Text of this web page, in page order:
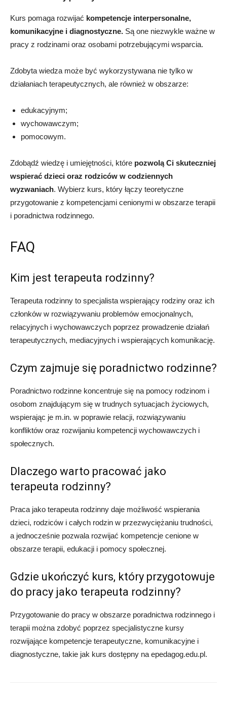
Kurs pomaga rozwijać kompetencje interpersonalne,
komunikacyjne i diagnostyczne. Są one niezwykle ważne w
pracy z rodzinami oraz osobami potrzebującymi wsparcia.
Zdobyta wiedza może być wykorzystywana nie tylko w
działaniach terapeutycznych, ale również w obszarze:
edukacyjnym;
wychowawczym;
pomocowym.
Zdobądź wiedzę i umiejętności, które pozwolą Ci skuteczniej
wspierać dzieci oraz rodziców w codziennych
wyzwaniach. Wybierz kurs, który łączy teoretyczne
przygotowanie z kompetencjami cenionymi w obszarze terapii
i poradnictwa rodzinnego.
FAQ
Kim jest terapeuta rodzinny?
Terapeuta rodzinny to specjalista wspierający rodziny oraz ich
członków w rozwiązywaniu problemów emocjonalnych,
relacyjnych i wychowawczych poprzez prowadzenie działań
terapeutycznych, mediacyjnych i wspierających komunikację.
Czym zajmuje się poradnictwo rodzinne?
Poradnictwo rodzinne koncentruje się na pomocy rodzinom i
osobom znajdującym się w trudnych sytuacjach życiowych,
wspierając je m.in. w poprawie relacji, rozwiązywaniu
konfliktów oraz rozwijaniu kompetencji wychowawczych i
społecznych.
Dlaczego warto pracować jako
terapeuta rodzinny?
Praca jako terapeuta rodzinny daje możliwość wspierania
dzieci, rodziców i całych rodzin w przezwyciężaniu trudności,
a jednocześnie pozwala rozwijać kompetencje cenione w
obszarze terapii, edukacji i pomocy społecznej.
Gdzie ukończyć kurs, który przygotowuje
do pracy jako terapeuta rodzinny?
Przygotowanie do pracy w obszarze poradnictwa rodzinnego i
terapii można zdobyć poprzez specjalistyczne kursy
rozwijające kompetencje terapeutyczne, komunikacyjne i
diagnostyczne, takie jak kurs dostępny na epedagog.edu.pl.